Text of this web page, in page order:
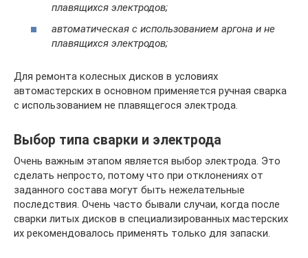
плавящихся электродов;
автоматическая с использованием аргона и не
плавящихся электродов;
Для ремонта колесных дисков в условиях
автомастерских в основном применяется ручная сварка
с использованием не плавящегося электрода.
Выбор типа сварки и электрода
Очень важным этапом является выбор электрода. Это
сделать непросто, потому что при отклонениях от
заданного состава могут быть нежелательные
последствия. Очень часто бывали случаи, когда после
сварки литых дисков в специализированных мастерских
их рекомендовалось применять только для запаски.